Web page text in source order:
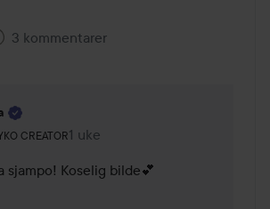
3 kommentarer
CREATOR
rolle: Lyko Creator.
1 uke
Kommentaren lades 1 uke
sjampo! Koselig bilde💕